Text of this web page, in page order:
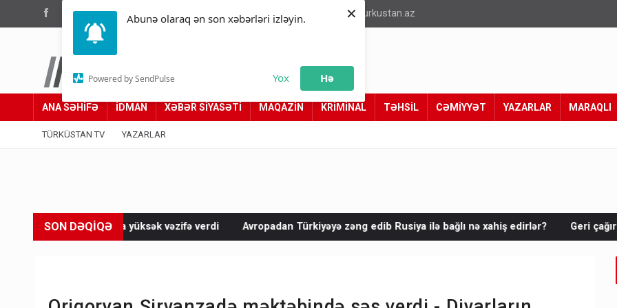
Abunə olaraq ən son xəbərləri izləyin.
Powered by SendPulse Yox Hə
×
(012) 449 94 05 info@turkustan.az
Türküstan.az
Adımız yolumuzdur
ANA SƏHİFƏ İDMAN XƏBƏR SİYASƏTİ MAQAZİN KRİMİNAL TƏHSİL CƏMİYYƏT YAZARLAR MARAQLI
TÜRKÜSTAN TV YAZARLAR
SON DƏQİQƏ
vəzifə verdi Avropadan Türkiyəyə zəng edib Rusiya ilə bağlı nə xahiş edirlər? Geri çağırılan səfir Abel